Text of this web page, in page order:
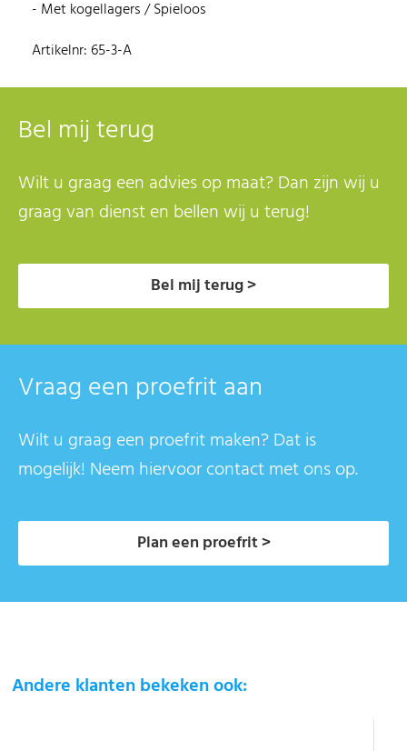
- Met kogellagers / Spieloos
Artikelnr: 65-3-A
Bel mij terug
Wilt u graag een advies op maat? Dan zijn wij u
graag van dienst en bellen wij u terug!
Bel mij terug >
Vraag een proefrit aan
Wilt u graag een proefrit maken? Dat is
mogelijk! Neem hiervoor contact met ons op.
Plan een proefrit >
Andere klanten bekeken ook: